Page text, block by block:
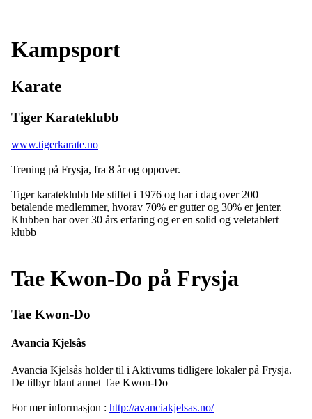
Kampsport
Karate
Tiger Karateklubb
www.tigerkarate.no
Trening på Frysja, fra 8 år og oppover.
Tiger karateklubb ble stiftet i 1976 og har i dag over 200
betalende medlemmer, hvorav 70% er gutter og 30% er jenter.
Klubben har over 30 års erfaring og er en solid og veletablert
klubb
Tae Kwon-Do på Frysja
Tae Kwon-Do
Avancia Kjelsås
Avancia Kjelsås holder til i Aktivums tidligere lokaler på Frysja.
De tilbyr blant annet Tae Kwon-Do
For mer informasjon : http://avanciakjelsas.no/